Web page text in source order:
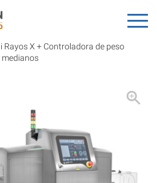
Rayos X + Controladora de peso